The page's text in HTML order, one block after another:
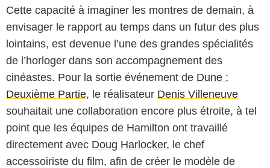
Cette capacité à imaginer les montres de demain, à
envisager le rapport au temps dans un futur des plus
lointains, est devenue l’une des grandes spécialités
de l’horloger dans son accompagnement des
cinéastes. Pour la sortie événement de Dune :
Deuxième Partie, le réalisateur Denis Villeneuve
souhaitait une collaboration encore plus étroite, à tel
point que les équipes de Hamilton ont travaillé
directement avec Doug Harlocker, le chef
accessoiriste du film, afin de créer le modèle de